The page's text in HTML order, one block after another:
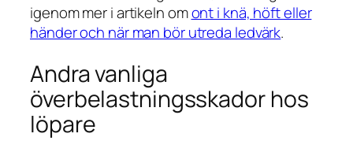
igenom mer i artikeln omont i knä, höft eller
händer och när man bör utreda ledvärk.
Andra vanliga
överbelastningsskador hos
löpare